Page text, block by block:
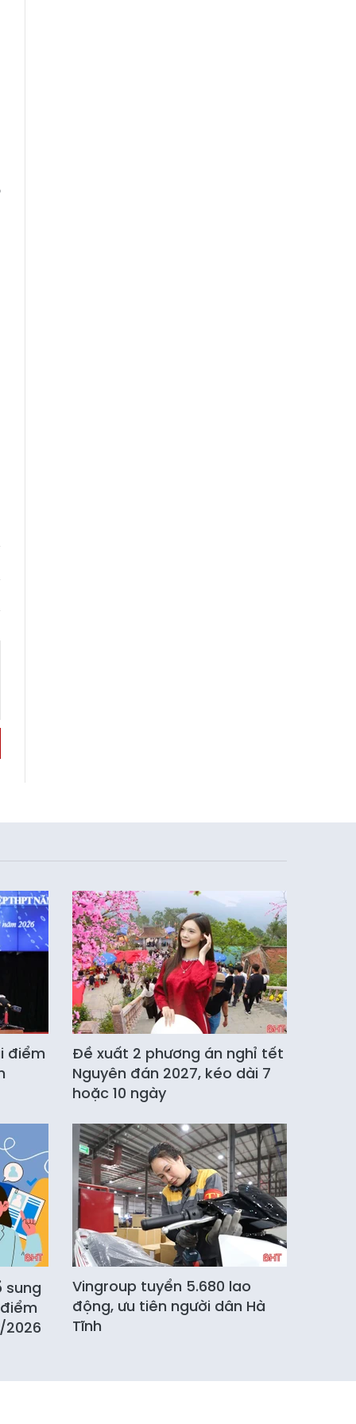
điểm
Đề xuất 2 phương án nghỉ tết
Nguyên đán 2027, kéo dài 7
hoặc 10 ngày
2026
Vingroup tuyển 5.680 lao
động, ưu tiên người dân Hà
Tĩnh